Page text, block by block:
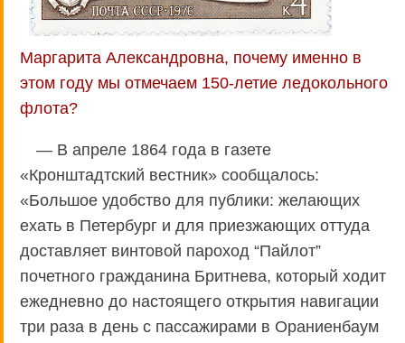
Маргарита Александровна, почему именно в
этом году мы отмечаем 150-летие ледокольного
флота?
— В апреле 1864 года в газете
«Кронштадтский вестник» сообщалось:
«Большое удобство для публики: желающих
ехать в Петербург и для приезжающих оттуда
доставляет винтовой пароход “Пайлот”
почетного гражданина Бритнева, который ходит
ежедневно до настоящего открытия навигации
три раза в день с пассажирами в Ораниенбаум